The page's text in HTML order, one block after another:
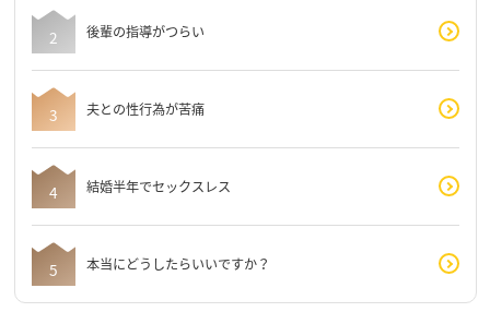
後輩の指導がつらい
夫との性行為が苦痛
結婚半年でセックスレス
本当にどうしたらいいですか？